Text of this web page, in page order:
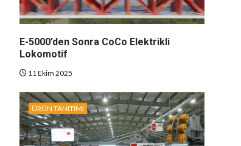
E-5000’den Sonra CoCo Elektrikli
Lokomotif
11 Ekim 2025
ÜRÜN TANITIMI